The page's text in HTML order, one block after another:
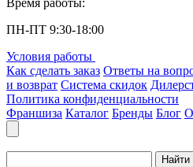
Время работы:
ПН-ПТ 9:30-18:00
Условия работы
Как сделать заказ Ответы на
и возврат Система скидок
Политика конфиденциальности
Франшиза Каталог Бренды Блог
Найти